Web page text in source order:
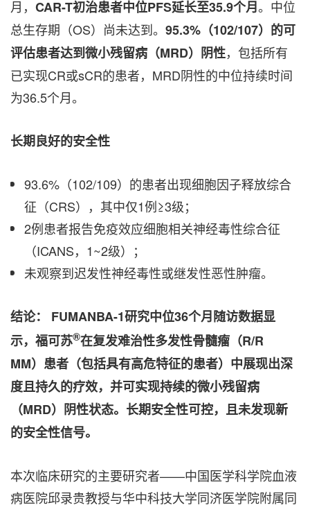
月， CAR-T初治患者中位PFS延长至35.9个月。中位
总生存期（OS）尚未达到。 95.3% （102/107）的可
评估患者达到微小残留病（MRD）阴性，包括所有
已实现CR或sCR的患者，MRD阴性的中位持续时间
为36.5个月。
长期良好的安全性
93.6%（102/109）的患者出现细胞因子释放综合
征（CRS），其中仅1例≥3级；
2例患者报告免疫效应细胞相关神经毒性综合征
（ICANS，1~2级）；
未观察到迟发性神经毒性或继发性恶性肿瘤。
结论： FUMANBA-1研究中位36个月随访数据显
示，福可苏®在复发难治性多发性骨髓瘤（R/R
MM）患者（包括具有高危特征的患者）中展现出深
度且持久的疗效，并可实现持续的微小残留病
（MRD）阴性状态。长期安全性可控，且未发现新
的安全性信号。
本次临床研究的主要研究者——中国医学科学院血液
病医院邱录贵教授与华中科技大学同济医学院附属同